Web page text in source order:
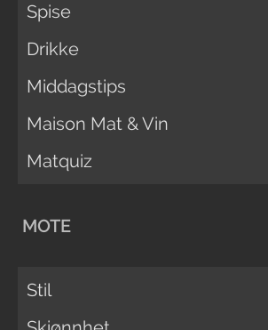
Spise
Drikke
Middagstips
Maison Mat & Vin
Matquiz
MOTE
Stil